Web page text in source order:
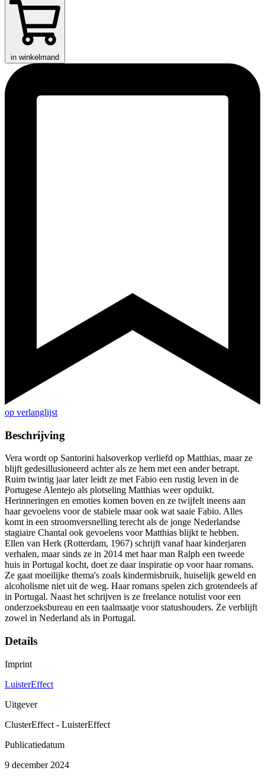
in winkelmand
op verlanglijst
Beschrijving
Vera wordt op Santorini halsoverkop verliefd op Matthias, maar ze
blijft gedesillusioneerd achter als ze hem met een ander betrapt.
Ruim twintig jaar later leidt ze met Fabio een rustig leven in de
Portugese Alentejo als plotseling Matthias weer opduikt.
Herinneringen en emoties komen boven en ze twijfelt ineens aan
haar gevoelens voor de stabiele maar ook wat saaie Fabio. Alles
komt in een stroomversnelling terecht als de jonge Nederlandse
stagiaire Chantal ook gevoelens voor Matthias blijkt te hebben.
Ellen van Herk (Rotterdam, 1967) schrijft vanaf haar kinderjaren
verhalen, maar sinds ze in 2014 met haar man Ralph een tweede
huis in Portugal kocht, doet ze daar inspiratie op voor haar romans.
Ze gaat moeilijke thema's zoals kindermisbruik, huiselijk geweld en
alcoholisme niet uit de weg. Haar romans spelen zich grotendeels af
in Portugal. Naast het schrijven is ze freelance notulist voor een
onderzoeksbureau en een taalmaatje voor statushouders. Ze verblijft
zowel in Nederland als in Portugal.
Details
Imprint
LuisterEffect
Uitgever
ClusterEffect - LuisterEffect
Publicatiedatum
9 december 2024